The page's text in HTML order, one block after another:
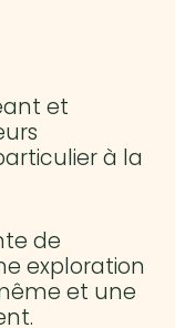
et
à la
de
exploration
et une